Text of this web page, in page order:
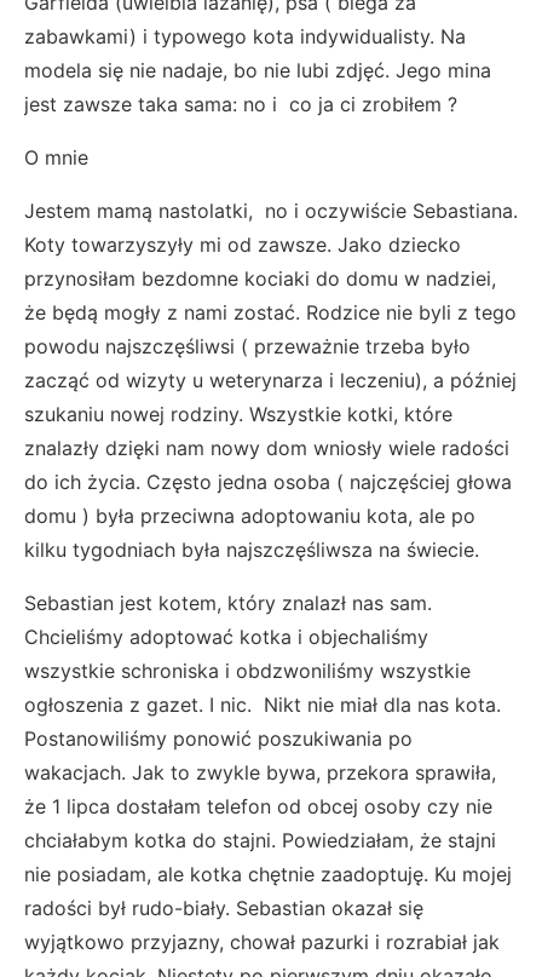
zabawkami) i typowego kota indywidualisty. Na
modela się nie nadaje, bo nie lubi zdjęć. Jego mina
jest zawsze taka sama: no i co ja ci zrobiłem ?
O mnie
Jestem mamą nastolatki, no i oczywiście Sebastiana.
Koty towarzyszyły mi od zawsze. Jako dziecko
przynosiłam bezdomne kociaki do domu w nadziei,
że będą mogły z nami zostać. Rodzice nie byli z tego
powodu najszczęśliwsi ( przeważnie trzeba było
zacząć od wizyty u weterynarza i leczeniu), a później
szukaniu nowej rodziny. Wszystkie kotki, które
znalazły dzięki nam nowy dom wniosły wiele radości
do ich życia. Często jedna osoba ( najczęściej głowa
domu ) była przeciwna adoptowaniu kota, ale po
kilku tygodniach była najszczęśliwsza na świecie.
Sebastian jest kotem, który znalazł nas sam.
Chcieliśmy adoptować kotka i objechaliśmy
wszystkie schroniska i obdzwoniliśmy wszystkie
ogłoszenia z gazet. I nic. Nikt nie miał dla nas kota.
Postanowiliśmy ponowić poszukiwania po
wakacjach. Jak to zwykle bywa, przekora sprawiła,
że 1 lipca dostałam telefon od obcej osoby czy nie
chciałabym kotka do stajni. Powiedziałam, że stajni
nie posiadam, ale kotka chętnie zaadoptuję. Ku mojej
radości był rudo-biały. Sebastian okazał się
wyjątkowo przyjazny, chował pazurki i rozrabiał jak